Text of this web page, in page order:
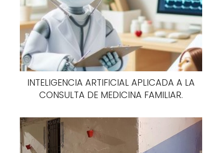
INTELIGENCIA ARTIFICIAL APLICADA A LA
CONSULTA DE MEDICINA FAMILIAR.